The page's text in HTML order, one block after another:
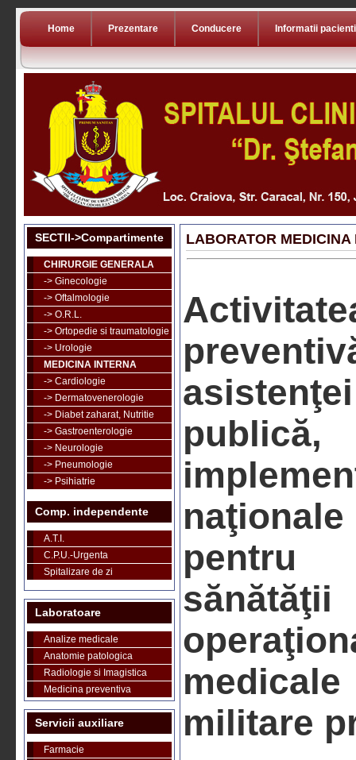
Home Prezentare Conducere Informatii pacienti
SECTII->Compartimente
CHIRURGIE GENERALA
-> Ginecologie
-> Oftalmologie
-> O.R.L.
-> Ortopedie si traumatologie
-> Urologie
MEDICINA INTERNA
-> Cardiologie
-> Dermatovenerologie
-> Diabet zaharat, Nutritie
-> Gastroenterologie
-> Neurologie
-> Pneumologie
-> Psihiatrie
Comp. independente
A.T.I.
C.P.U.-Urgenta
Spitalizare de zi
Laboratoare
Analize medicale
Anatomie patologica
Radiologie si Imagistica
Medicina preventiva
Servicii auxiliare
Farmacie
LABORATOR MEDICINA
militare